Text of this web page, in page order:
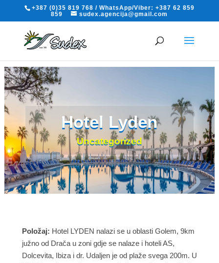
+387 (0)35 819 768 / WhatsApp/Viber: +387 62 859
859
sudex.agencija@gmail.com
Hotel Lyden
Uncategorized
Položaj: Hotel LYDEN nalazi se u oblasti Golem, 9km
južno od Drača u zoni gdje se nalaze i hoteli AS,
Dolcevita, Ibiza i dr. Udaljen je od plaže svega 200m. U